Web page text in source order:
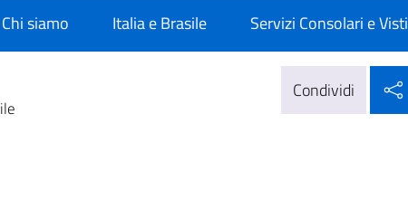
Chi siamo Italia e Brasile Servizi Consolari e Visti
Condividi